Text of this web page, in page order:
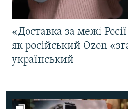
«Доставка за межі
як російський Ozon
український